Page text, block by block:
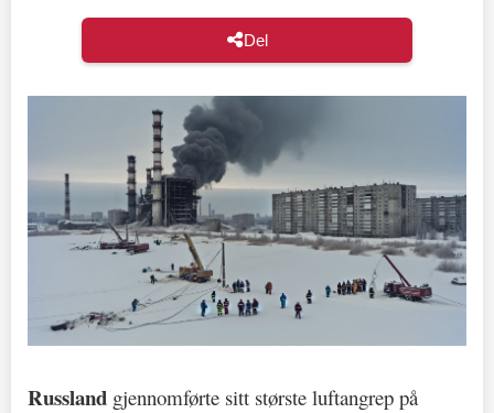
Del
Russland gjennomførte sitt største luftangrep på